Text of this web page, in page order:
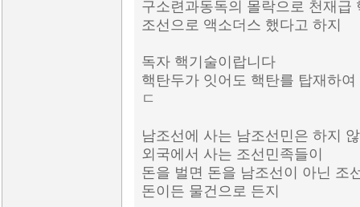
구소련과동독의 몰락으로 천재급
조선으로 액소더스 했다고 하지
독자 핵기술이랍니다
핵탄두가 잇어도 핵탄를 탑재하여
ㄷ
남조선에 사는 남조선민은 하지
외국에서 사는 조선민족들이
돈을 벌면 돈을 남조선이 아닌 조
돈이든 물건으로 든지